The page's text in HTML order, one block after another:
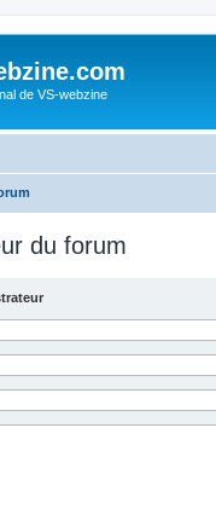
de VS-webzine
du forum